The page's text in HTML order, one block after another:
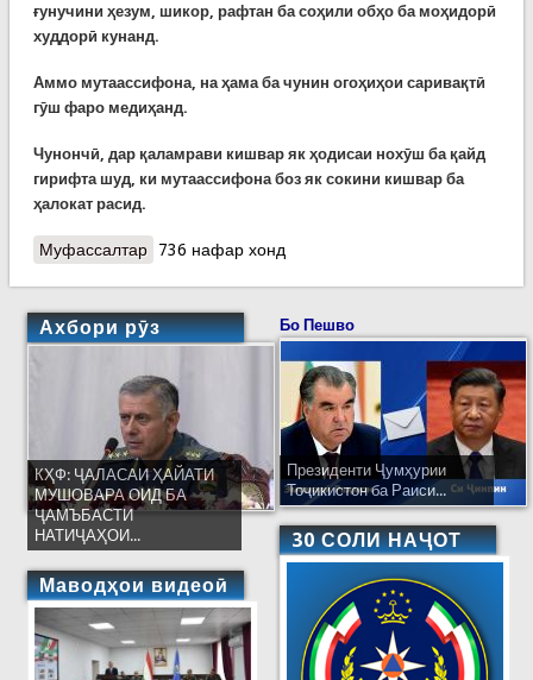
ғунучини ҳезум, шикор, рафтан ба соҳили обҳо ба моҳидорӣ
худдорӣ кунанд.
Аммо мутаассифона, на ҳама ба чунин огоҳиҳои саривақтӣ
гӯш фаро медиҳанд.
Чунончӣ, дар қаламрави кишвар як ҳодисаи нохӯш ба қайд
гирифта шуд, ки мутаассифона боз як сокини кишвар ба
ҳалокат расид.
Муфассалтаро Ҳалокати як марди 34-солаи сокини Дарвоз, ки
736 нафар хонд
Ахбори рӯз
КҲФ: ҶАЛАСАИ ҲАЙАТИ
МУШОВАРА ОИД БА
ҶАМЪБАСТИ
НАТИҶАҲОИ...
Маводҳои видеоӣ
Бо Пешво
Президенти Ҷумҳурии
Тоҷикистон ба Раиси...
30 СОЛИ НАҶОТ